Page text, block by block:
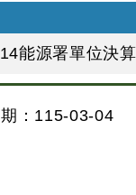
能源署單位決算
：115-03-04